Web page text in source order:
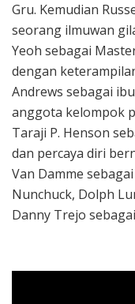
Gru. Kemudian
seorang ilmuwan
Yeoh sebagai
dengan
Andrews sebagai
anggota kelompok
Taraji P. Henson
dan percaya diri
Van Damme
Nunchuck, Dolph
Danny Trejo